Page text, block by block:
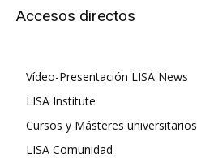
Accesos directos
Vídeo-Presentación LISA News
LISA Institute
Cursos y Másteres universitarios
LISA Comunidad